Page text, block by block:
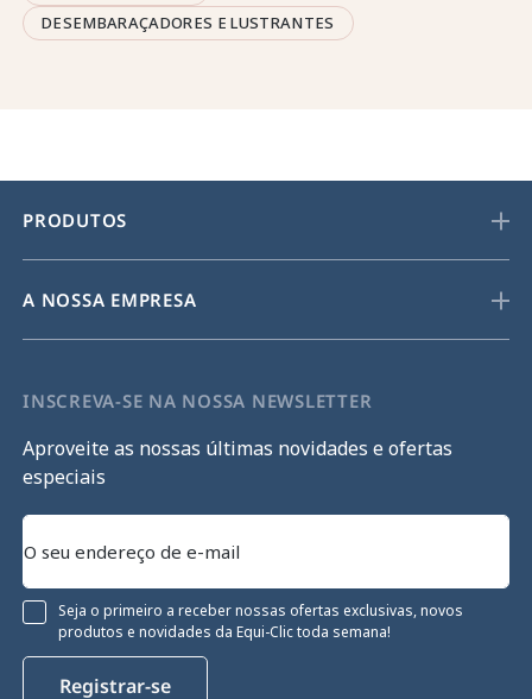
DESEMBARAÇADORES E LUSTRANTES
PRODUTOS
A NOSSA EMPRESA
INSCREVA-SE NA NOSSA NEWSLETTER
Aproveite as nossas últimas novidades e ofertas
especiais
Seja o primeiro a receber nossas ofertas exclusivas, novos
produtos e novidades da Equi-Clic toda semana!
Registrar-se